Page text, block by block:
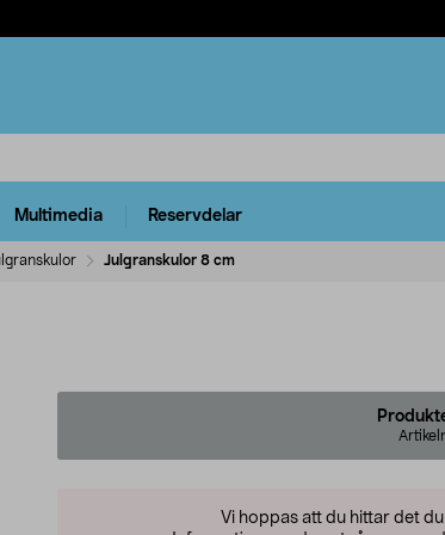
Multimedia Reservdelar
Julgranskulor 8 cm
Vi hoppas att du hittar det